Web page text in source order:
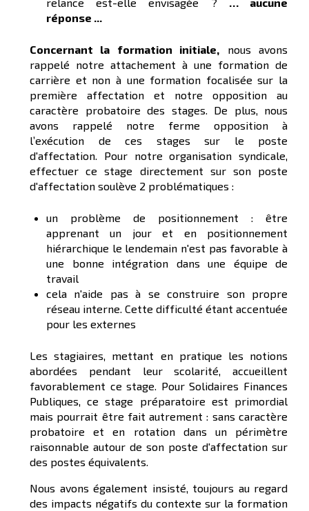
réponse ...
Concernant la formation initiale, nous avons
rappelé notre attachement à une formation de
carrière et non à une formation focalisée sur la
première affectation et notre opposition au
caractère probatoire des stages. De plus, nous
avons rappelé notre ferme opposition à
l’exécution de ces stages sur le poste
d'affectation. Pour notre organisation syndicale,
effectuer ce stage directement sur son poste
d'affectation soulève 2 problématiques :
un problème de positionnement : être
apprenant un jour et en positionnement
hiérarchique le lendemain n'est pas favorable à
une bonne intégration dans une équipe de
travail
cela n'aide pas à se construire son propre
réseau interne. Cette difficulté étant accentuée
pour les externes
Les stagiaires, mettant en pratique les notions
abordées pendant leur scolarité, accueillent
favorablement ce stage. Pour Solidaires Finances
Publiques, ce stage préparatoire est primordial
mais pourrait être fait autrement : sans caractère
probatoire et en rotation dans un périmètre
raisonnable autour de son poste d'affectation sur
des postes équivalents.
Nous avons également insisté, toujours au regard
des impacts négatifs du contexte sur la formation